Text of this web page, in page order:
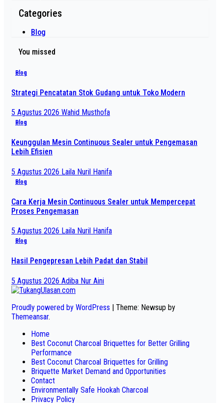
Categories
Blog
You missed
Blog
Strategi Pencatatan Stok Gudang untuk Toko Modern
5 Agustus 2026 Wahid Musthofa
Blog
Keunggulan Mesin Continuous Sealer untuk Pengemasan
Lebih Efisien
5 Agustus 2026 Laila Nuril Hanifa
Blog
Cara Kerja Mesin Continuous Sealer untuk Mempercepat
Proses Pengemasan
5 Agustus 2026 Laila Nuril Hanifa
Blog
Hasil Pengepresan Lebih Padat dan Stabil
5 Agustus 2026 Adiba Nur Aini
Proudly powered by WordPress | Theme: Newsup by
Themeansar.
Home
Best Coconut Charcoal Briquettes for Better Grilling
Performance
Best Coconut Charcoal Briquettes for Grilling
Briquette Market Demand and Opportunities
Contact
Environmentally Safe Hookah Charcoal
Privacy Policy